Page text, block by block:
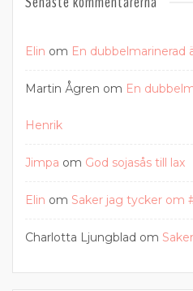
Elin om En dubbelmarinerad
Martin Ågren om En
Henrik
Jimpa om God sojasås till lax
Elin om Saker jag tycker om
Charlotta Ljungblad om